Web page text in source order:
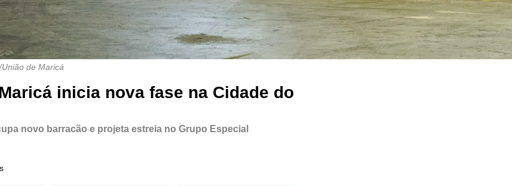
de Maricá
inicia nova fase na Cidade do
novo barracão e projeta estreia no Grupo Especial